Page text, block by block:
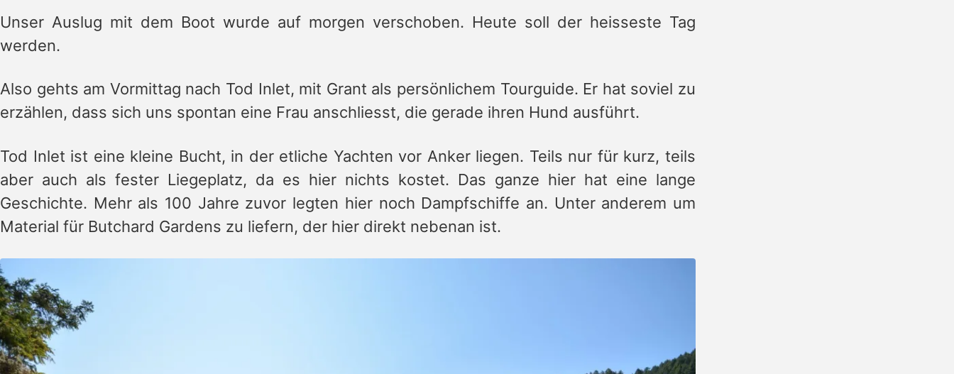
Unser Auslug mit dem Boot wurde auf morgen verschoben. Heute soll der heisseste Tag
werden.
Also gehts am Vormittag nach Tod Inlet, mit Grant als persönlichem Tourguide. Er hat soviel zu
erzählen, dass sich uns spontan eine Frau anschliesst, die gerade ihren Hund ausführt.
Tod Inlet ist eine kleine Bucht, in der etliche Yachten vor Anker liegen. Teils nur für kurz, teils
aber auch als fester Liegeplatz, da es hier nichts kostet. Das ganze hier hat eine lange
Geschichte. Mehr als 100 Jahre zuvor legten hier noch Dampfschiffe an. Unter anderem um
Material für Butchard Gardens zu liefern, der hier direkt nebenan ist.